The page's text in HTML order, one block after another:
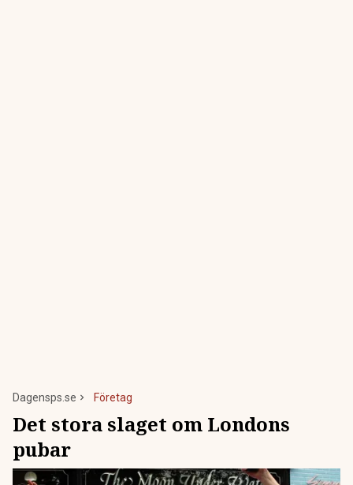
Dagensps.se Företag
Det stora slaget om Londons
pubar